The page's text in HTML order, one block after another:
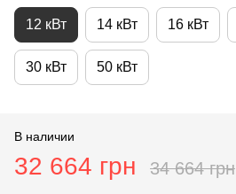
12 кВт 14 кВт 16 кВт
30 кВт 50 кВт
В наличии
32 664 грн 34 664 грн